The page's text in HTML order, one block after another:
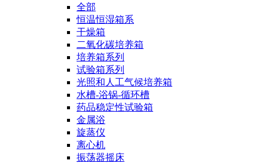
全部
恒温恒湿箱系
干燥箱
二氧化碳培养箱
培养箱系列
试验箱系列
光照和人工气候培养箱
水槽-浴锅-循环槽
药品稳定性试验箱
金属浴
旋蒸仪
离心机
振荡器摇床